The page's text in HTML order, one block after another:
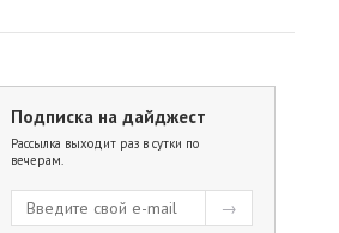
Подписка на дайджест
Рассылка выходит раз в сутки по
вечерам.